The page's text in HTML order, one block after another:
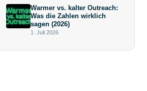
Überraschung ist)
Warmer vs. kalter Outreach:
Was die Zahlen wirklich
sagen (2026)
1. Juli 2026